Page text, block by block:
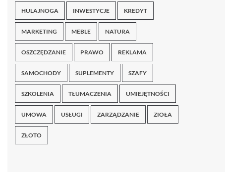
HULAJNOGA INWESTYCJE KREDYT
MARKETING MEBLE NATURA
OSZCZĘDZANIE PRAWO REKLAMA
SAMOCHODY SUPLEMENTY SZAFY
SZKOLENIA TŁUMACZENIA UMIEJĘTNOŚCI
UMOWA USŁUGI ZARZĄDZANIE ZIOŁA
ZŁOTO